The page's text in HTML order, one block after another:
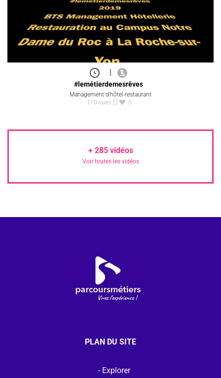
#lemétierdemesrêves
Management d'hôtel-restaurant
110 vues
0
+ 285vidéos
Voir toutes les vidéos
PLAN DU SITE
Explorer